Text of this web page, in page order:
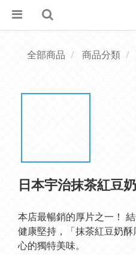
全部商品 商品分類
日本宇治抹茶紅豆
本店最暢銷的厚片之一！
健康堅持，「抹茶紅豆奶
心的獨特美味。